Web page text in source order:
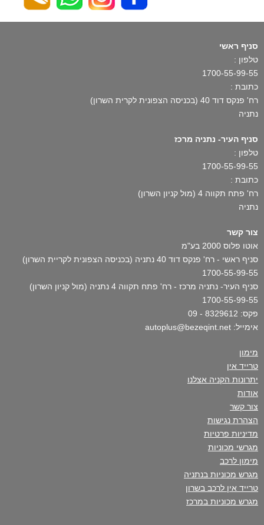
סניף ראשי
טלפון :
1700-55-99-55
כתובת :
רח' פנקס דוד 40 (בכניסה הצפונית לקרית השרון)
נתניה
סניף העיר- נתניה מרכז
טלפון :
1700-55-99-55
כתובת :
רח' פתח תקווה 4 (מול קניון השרון)
נתניה
צור קשר
אוטו פלוס 2000 בע"מ
סניף ראשי - רח' פנקס דוד 40 נתניה (בכניסה הצפונית לקריית השרון)
1700-55-99-55
סניף העיר- נתניה מרכז - רח' פתח תקווה 4 נתניה (מול קניון השרון)
1700-55-99-55
פקס: 8329612 - 09
אימייל: autoplus@bezeqint.net
מימון
טרייד אין
יתרונות הקניה אצלנו
אודות
צור קשר
הצהרת נגישות
מדיניות פרטיות
מגרשי מכוניות
מימון לרכב
מגרש מכוניות בנתניה
טרייד אין לרכב בשרון
מגרש מכוניות במרכז